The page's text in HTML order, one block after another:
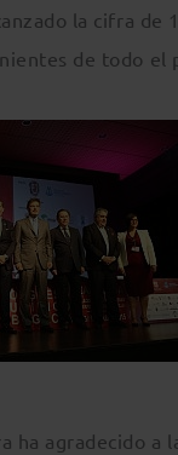
la cifra de
de todo el
ha agradecido a